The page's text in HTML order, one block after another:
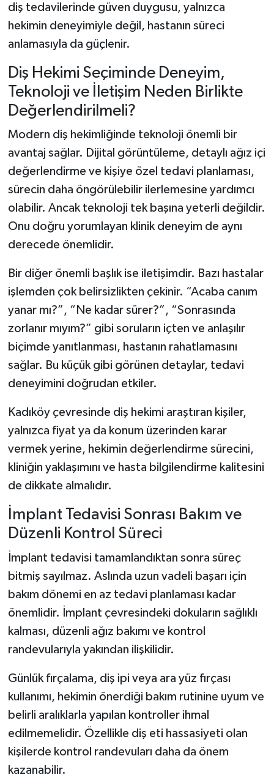
diş tedavilerinde güven duygusu, yalnızca
hekimin deneyimiyle değil, hastanın süreci
anlamasıyla da güçlenir.
Diş Hekimi Seçiminde Deneyim,
Teknoloji ve İletişim Neden Birlikte
Değerlendirilmeli?
Modern diş hekimliğinde teknoloji önemli bir
avantaj sağlar. Dijital görüntüleme, detaylı ağız içi
değerlendirme ve kişiye özel tedavi planlaması,
sürecin daha öngörülebilir ilerlemesine yardımcı
olabilir. Ancak teknoloji tek başına yeterli değildir.
Onu doğru yorumlayan klinik deneyim de aynı
derecede önemlidir.
Bir diğer önemli başlık ise iletişimdir. Bazı hastalar
işlemden çok belirsizlikten çekinir. “Acaba canım
yanar mı?”, “Ne kadar sürer?”, “Sonrasında
zorlanır mıyım?” gibi soruların içten ve anlaşılır
biçimde yanıtlanması, hastanın rahatlamasını
sağlar. Bu küçük gibi görünen detaylar, tedavi
deneyimini doğrudan etkiler.
Kadıköy çevresinde diş hekimi araştıran kişiler,
yalnızca fiyat ya da konum üzerinden karar
vermek yerine, hekimin değerlendirme sürecini,
kliniğin yaklaşımını ve hasta bilgilendirme kalitesini
de dikkate almalıdır.
İmplant Tedavisi Sonrası Bakım ve
Düzenli Kontrol Süreci
İmplant tedavisi tamamlandıktan sonra süreç
bitmiş sayılmaz. Aslında uzun vadeli başarı için
bakım dönemi en az tedavi planlaması kadar
önemlidir. İmplant çevresindeki dokuların sağlıklı
kalması, düzenli ağız bakımı ve kontrol
randevularıyla yakından ilişkilidir.
Günlük fırçalama, diş ipi veya ara yüz fırçası
kullanımı, hekimin önerdiği bakım rutinine uyum ve
belirli aralıklarla yapılan kontroller ihmal
edilmemelidir. Özellikle diş eti hassasiyeti olan
kişilerde kontrol randevuları daha da önem
kazanabilir.